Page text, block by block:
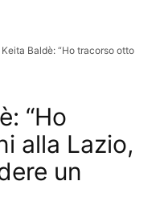
Baldè: “Ho tracorso otto
“Ho
alla Lazio,
un